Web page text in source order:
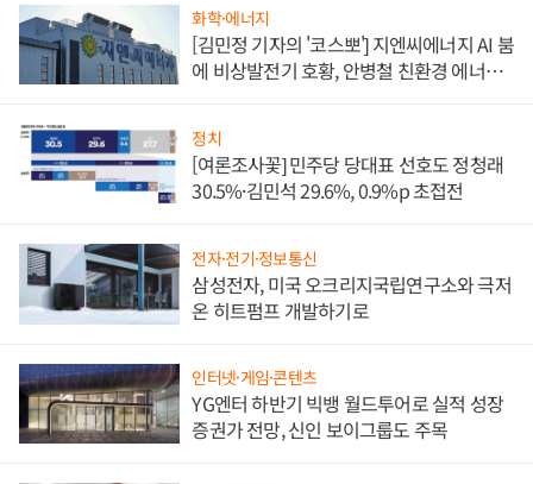
화학·에너지
[김민정 기자의 '코스뽀'] 지엔씨에너지 AI 붐
에 비상발전기 호황, 안병철 친환경 에너지
정치
[여론조사꽃] 민주당 당대표 선호도 정청래
30.5%·김민석 29.6%, 0.9%p 초접전
전자·전기·정보통신
삼성전자, 미국 오크리지국립연구소와 극저
온 히트펌프 개발하기로
인터넷·게임·콘텐츠
YG엔터 하반기 빅뱅 월드투어로 실적 성장
증권가 전망, 신인 보이그룹도 주목